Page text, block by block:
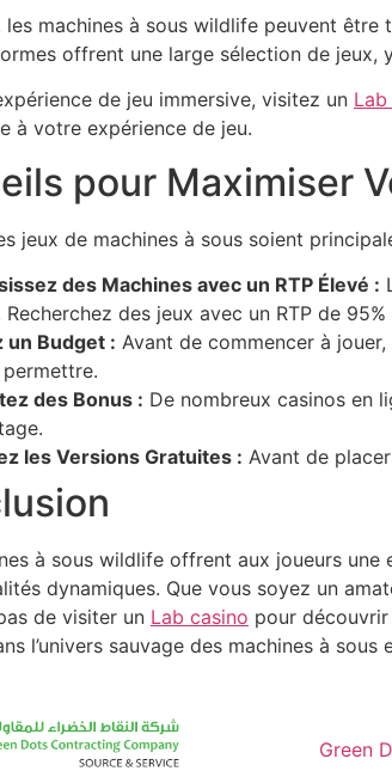
les machines à sous wildlife peuvent
offrent une large sélection de
de jeu immersive, visitez un
à votre expérience de jeu.
pour Maximiser
jeux de machines à sous soient
des Machines avec un RTP Élevé :
Recherchez des jeux avec un RTP de 95%
un Budget : Avant de commencer à
des Bonus : De nombreux casinos en
les Versions Gratuites : Avant de
à sous wildlife offrent aux joueurs
dynamiques. Que vous soyez un
de visiter un Lab casino pour
l’univers sauvage des machines à